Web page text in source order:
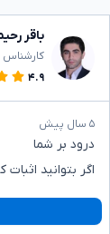
باقر
۴.۹
۵ سال پیش
درود بر شما
اگر بتوانید